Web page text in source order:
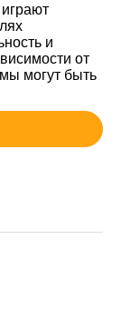
и
от
могут быть